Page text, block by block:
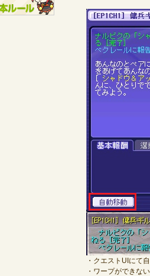
・クエストUIにて
・ワープができな